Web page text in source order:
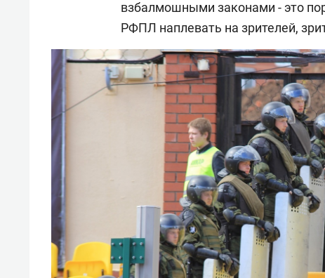
взбалмошными законами - это
РФПЛ наплевать на зрителей,